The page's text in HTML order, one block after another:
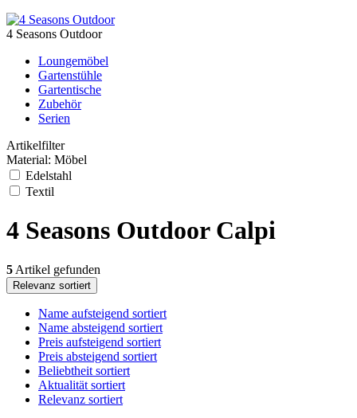
4 Seasons Outdoor
Loungemöbel
Gartenstühle
Gartentische
Zubehör
Serien
Artikelfilter
Material: Möbel
Edelstahl
Textil
4 Seasons Outdoor Calpi
5 Artikel gefunden
Relevanz sortiert
Name aufsteigend sortiert
Name absteigend sortiert
Preis aufsteigend sortiert
Preis absteigend sortiert
Beliebtheit sortiert
Aktualität sortiert
Relevanz sortiert